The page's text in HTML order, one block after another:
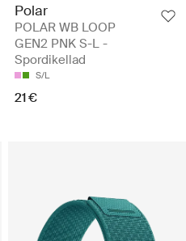
Polar
POLAR WB LOOP
GEN2 PNK S-L -
Spordikellad
S/L
21 €